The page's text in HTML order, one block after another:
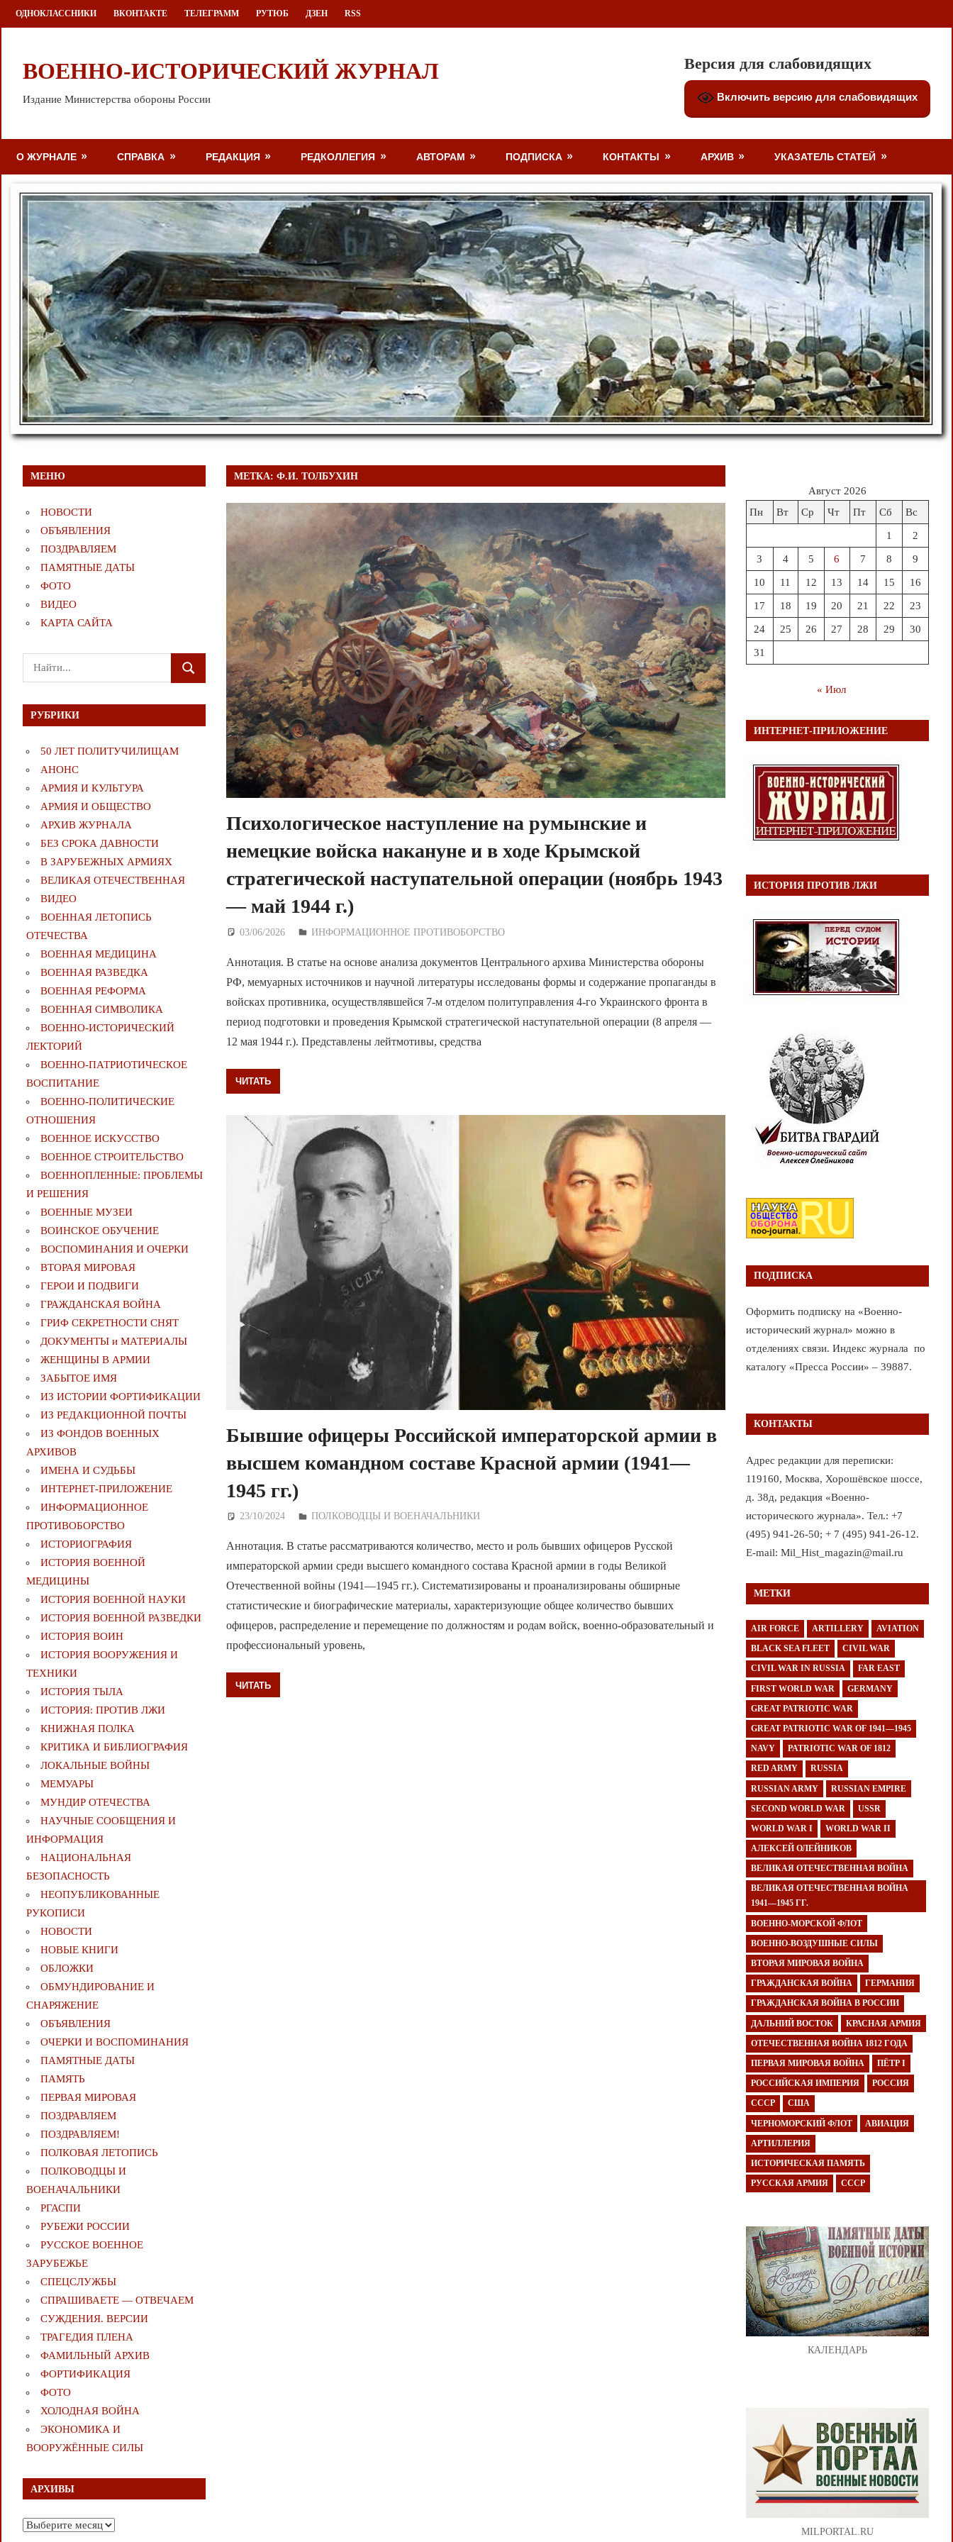
Перейти
к
ОДНОКЛАССНИКИ ВКОНТАКТЕ ТЕЛЕГРАММ РУТЮБ ДЗЕН RSS
ВОЕННО-ИСТОРИЧЕСКИЙ ЖУРНАЛ
Издание Министерства обороны России
Версия для слабовидящих
Включить версию для слабовидящих
О ЖУРНАЛЕ СПРАВКА РЕДАКЦИЯ РЕДКОЛЛЕГИЯ АВТОРАМ ПОДПИСКА КОНТАКТЫ АРХИВ УКАЗАТЕЛЬ СТАТЕЙ
МЕТКА:Ф.И. ТОЛБУХИН
Психологическое наступление на румынские и
немецкие войска накануне и в ходе Крымской
стратегической наступательной операции (ноябрь 1943
— май 1944 г.)
03/06/2026 Дежурный по Редакции
ИНФОРМАЦИОННОЕ ПРОТИВОБОРСТВО
Аннотация. В статье на основе анализа документов Центрального архива Министерства обороны
РФ, мемуарных источников и научной литературы исследованы формы и содержание пропаганды в
войсках противника, осуществлявшейся 7-м отделом политуправления 4-го Украинского фронта в
период подготовки и проведения Крымской стратегической наступательной операции (8 апреля —
12 мая 1944 г.). Представлены лейтмотивы, средства
ЧИТАТЬ
Бывшие офицеры Российской императорской армии в
высшем командном составе Красной армии (1941—
1945 гг.)
23/10/2024 Дежурный по Редакции
ПОЛКОВОДЦЫ И ВОЕНАЧАЛЬНИКИ
Аннотация. В статье рассматриваются количество, место и роль бывших офицеров Русской
императорской армии среди высшего командного состава Красной армии в годы Великой
Отечественной войны (1941—1945 гг.). Систематизированы и проанализированы обширные
статистические и биографические материалы, характеризующие общее количество бывших
офицеров, распределение и перемещение по должностям и родам войск, военно-образовательный и
профессиональный уровень,
ЧИТАТЬ
МЕНЮ
НОВОСТИ
ОБЪЯВЛЕНИЯ
ПОЗДРАВЛЯЕМ
ПАМЯТНЫЕ ДАТЫ
ФОТО
ВИДЕО
КАРТА САЙТА
Поиск
для:
ПОИСК
РУБРИКИ
50 ЛЕТ ПОЛИТУЧИЛИЩАМ
АНОНС
АРМИЯ И КУЛЬТУРА
АРМИЯ И ОБЩЕСТВО
АРХИВ ЖУРНАЛА
БЕЗ СРОКА ДАВНОСТИ
В ЗАРУБЕЖНЫХ АРМИЯХ
ВЕЛИКАЯ ОТЕЧЕСТВЕННАЯ
ВИДЕО
ВОЕННАЯ ЛЕТОПИСЬ
ОТЕЧЕСТВА
ВОЕННАЯ МЕДИЦИНА
ВОЕННАЯ РАЗВЕДКА
ВОЕННАЯ РЕФОРМА
ВОЕННАЯ СИМВОЛИКА
ВОЕННО-ИСТОРИЧЕСКИЙ
ЛЕКТОРИЙ
ВОЕННО-ПАТРИОТИЧЕСКОЕ
ВОСПИТАНИЕ
ВОЕННО-ПОЛИТИЧЕСКИE
ОТНОШЕНИЯ
ВОЕННОЕ ИСКУССТВО
ВОЕННОЕ СТРОИТЕЛЬСТВО
ВОЕННОПЛЕННЫЕ: ПРОБЛЕМЫ
И РЕШЕНИЯ
ВОЕННЫЕ МУЗЕИ
ВОИНСКОЕ ОБУЧЕНИЕ
ВОСПОМИНАНИЯ И ОЧЕРКИ
ВТОРАЯ МИРОВАЯ
ГЕРОИ И ПОДВИГИ
ГРАЖДАНСКАЯ ВОЙНА
ГРИФ СЕКРЕТНОСТИ СНЯТ
ДОКУМЕНТЫ и МАТЕРИАЛЫ
ЖЕНЩИНЫ В АРМИИ
ЗАБЫТОЕ ИМЯ
ИЗ ИСТОРИИ ФОРТИФИКАЦИИ
ИЗ РЕДАКЦИОННОЙ ПОЧТЫ
ИЗ ФОНДОВ ВОЕННЫХ
АРХИВОВ
ИМЕНА И СУДЬБЫ
ИНТЕРНЕТ-ПРИЛОЖЕНИЕ
ИНФОРМАЦИОННОЕ
ПРОТИВОБОРСТВО
ИСТОРИОГРАФИЯ
ИСТОРИЯ ВОЕННОЙ
МЕДИЦИНЫ
ИСТОРИЯ ВОЕННОЙ НАУКИ
ИСТОРИЯ ВОЕННОЙ РАЗВЕДКИ
ИСТОРИЯ ВОИН
ИСТОРИЯ ВООРУЖЕНИЯ И
ТЕХНИКИ
ИСТОРИЯ ТЫЛА
ИСТОРИЯ: ПРОТИВ ЛЖИ
КНИЖНАЯ ПОЛКА
КРИТИКА И БИБЛИОГРАФИЯ
ЛОКАЛЬНЫЕ ВОЙНЫ
МЕМУАРЫ
МУНДИР ОТЕЧЕСТВА
НАУЧНЫЕ СООБЩЕНИЯ И
ИНФОРМАЦИЯ
НАЦИОНАЛЬНАЯ
БЕЗОПАСНОСТЬ
НЕОПУБЛИКОВАННЫЕ
РУКОПИСИ
НОВОСТИ
НОВЫЕ КНИГИ
ОБЛОЖКИ
ОБМУНДИРОВАНИЕ И
СНАРЯЖЕНИЕ
ОБЪЯВЛЕНИЯ
ОЧЕРКИ И ВОСПОМИНАНИЯ
ПАМЯТНЫЕ ДАТЫ
ПАМЯТЬ
ПЕРВАЯ МИРОВАЯ
ПОЗДРАВЛЯЕМ
ПОЗДРАВЛЯЕМ!
ПОЛКОВАЯ ЛЕТОПИСЬ
ПОЛКОВОДЦЫ И
ВОЕНАЧАЛЬНИКИ
РГАСПИ
РУБЕЖИ РОССИИ
РУССКОЕ ВОЕННОЕ
ЗАРУБЕЖЬЕ
СПЕЦСЛУЖБЫ
СПРАШИВАЕТЕ — ОТВЕЧАЕМ
СУЖДЕНИЯ. ВЕРСИИ
ТРАГЕДИЯ ПЛЕНА
ФАМИЛЬНЫЙ АРХИВ
ФОРТИФИКАЦИЯ
ФОТО
ХОЛОДНАЯ ВОЙНА
ЭКОНОМИКА И
ВООРУЖЁННЫЕ СИЛЫ
АРХИВЫ
Архивы
Август 2026
Пн
Вт Ср Чт Пт Сб Вс
1 2
3 4 5 6 7 8 9
10 11 12 13 14 15 16
17 18 19 20 21 22 23
24 25 26 27 28 29 30
31
« Июл
ИНТЕРНЕТ-ПРИЛОЖЕНИЕ
ИСТОРИЯ ПРОТИВ ЛЖИ
ПОДПИСКА
Оформить подписку на «Военно-
исторический журнал» можно в
отделениях связи. Индекс журнала по
каталогу «Пресса России» – 39887.
КОНТАКТЫ
Адрес редакции для переписки:
119160, Москва, Хорошёвское шоссе,
д. 38д, редакция «Военно-
исторического журнала». Тел.: +7
(495) 941-26-50; + 7 (495) 941-26-12.
E-mail: Mil_Hist_magazin@mail.ru
МЕТКИ
AIR FORCE ARTILLERY AVIATION
BLACK SEA FLEET CIVIL WAR
CIVIL WAR IN RUSSIA FAR EAST
FIRST WORLD WAR GERMANY
GREAT PATRIOTIC WAR
GREAT PATRIOTIC WAR OF 1941—1945
NAVY PATRIOTIC WAR OF 1812
RED ARMY RUSSIA
RUSSIAN ARMY RUSSIAN EMPIRE
SECOND WORLD WAR USSR
WORLD WAR I WORLD WAR II
АЛЕКСЕЙ ОЛЕЙНИКОВ
ВЕЛИКАЯ ОТЕЧЕСТВЕННАЯ ВОЙНА
ВЕЛИКАЯ ОТЕЧЕСТВЕННАЯ ВОЙНА
1941—1945 ГГ.
ВОЕННО-МОРСКОЙ ФЛОТ
ВОЕННО-ВОЗДУШНЫЕ СИЛЫ
ВТОРАЯ МИРОВАЯ ВОЙНА
ГРАЖДАНСКАЯ ВОЙНА ГЕРМАНИЯ
ГРАЖДАНСКАЯ ВОЙНА В РОССИИ
ДАЛЬНИЙ ВОСТОК КРАСНАЯ АРМИЯ
ОТЕЧЕСТВЕННАЯ ВОЙНА 1812 ГОДА
ПЕРВАЯ МИРОВАЯ ВОЙНА ПЁТР I
РОССИЙСКАЯ ИМПЕРИЯ РОССИЯ
СССР США
ЧЕРНОМОРСКИЙ ФЛОТ АВИАЦИЯ
АРТИЛЛЕРИЯ
ИСТОРИЧЕСКАЯ ПАМЯТЬ
РУССКАЯ АРМИЯ СССР
КАЛЕНДАРЬ
MILPORTAL.RU